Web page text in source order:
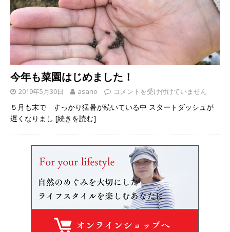
今年も菜園はじめました！
2019年5月30日 asano コメントを受け付けていません
５月も末で すっかり猛暑が続いている中 スタートダッシュが
遅くなりまし [続きを読む]